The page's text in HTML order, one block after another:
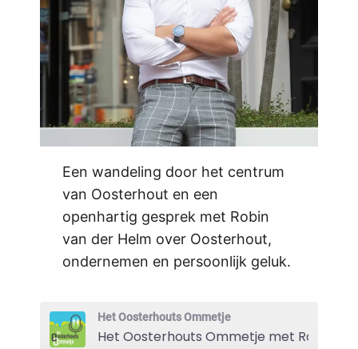
Een wandeling door het centrum
van Oosterhout en een
openhartig gesprek met Robin
van der Helm over Oosterhout,
ondernemen en persoonlijk geluk.
Het Oosterhouts Ommetje